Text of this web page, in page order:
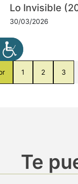
Lo Invisible
30/03/2026
1 2 3
Te